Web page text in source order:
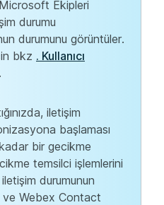
Microsoft Ekipleri
durumu
durumunu görüntüler.
bkz . Kullanıcı
iletişim
başlaması
bir gecikme
temsilci işlemlerini
durumunun
Webex Contact